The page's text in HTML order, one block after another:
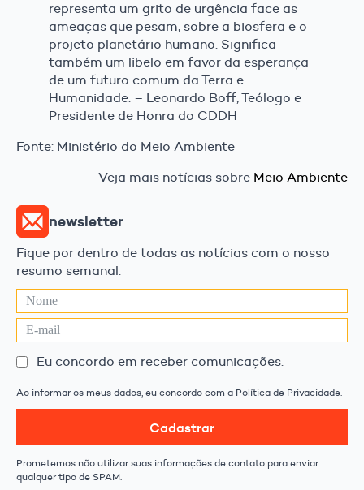
representa um grito de urgência face as
ameaças que pesam, sobre a biosfera e o
projeto planetário humano. Significa
também um libelo em favor da esperança
de um futuro comum da Terra e
Humanidade. – Leonardo Boff, Teólogo e
Presidente de Honra do CDDH
Fonte: Ministério do Meio Ambiente
Veja mais notícias sobre Meio Ambiente
newsletter
Fique por dentro de todas as notícias com o nosso
resumo semanal.
Eu concordo em receber comunicações.
Ao informar os meus dados, eu concordo com a Política de Privacidade.
Cadastrar
Prometemos não utilizar suas informações de contato para enviar
qualquer tipo de SPAM.